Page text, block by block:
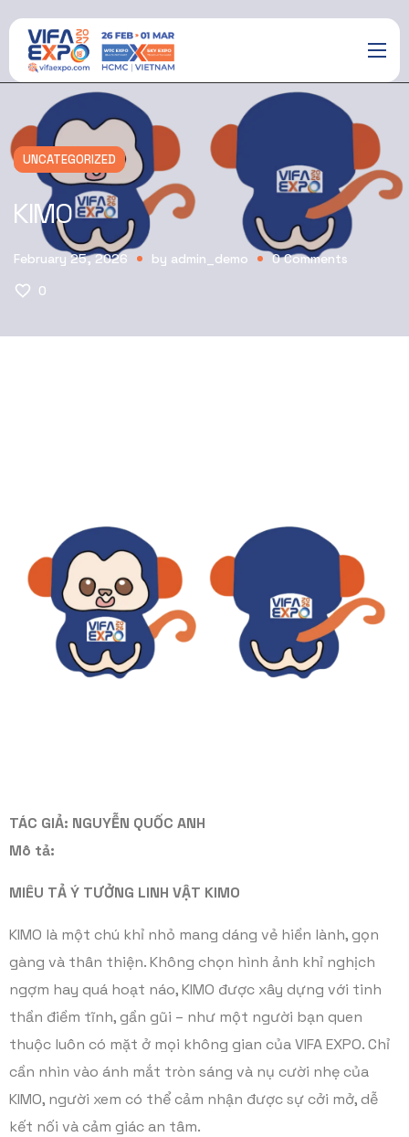
UNCATEGORIZED
KIMO
February 25, 2026 by admin_demo 0Comments
0
TÁC GIẢ: NGUYỄN QUỐC ANH
Mô tả:
MIÊU TẢ Ý TƯỞNG LINH VẬT KIMO
KIMO là một chú khỉ nhỏ mang dáng vẻ hiền lành, gọn
gàng và thân thiện. Không chọn hình ảnh khỉ nghịch
ngợm hay quá hoạt náo, KIMO được xây dựng với tinh
thần điềm tĩnh, gần gũi – như một người bạn quen
thuộc luôn có mặt ở mọi không gian của VIFA EXPO. Chỉ
cần nhìn vào ánh mắt tròn sáng và nụ cười nhẹ của
KIMO, người xem có thể cảm nhận được sự cởi mở, dễ
kết nối và cảm giác an tâm.